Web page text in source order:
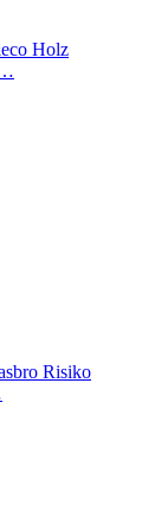
Holz
Risiko